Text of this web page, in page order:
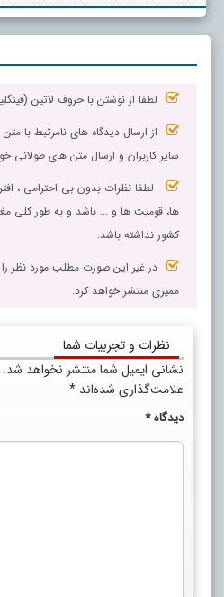
لطفا از نوشتن با حروف لاتین
از ارسال دیدگاه های نامرتبط با
سایر کاربران و ارسال متن های طولانی
لطفا نظرات بدون بی احترامی ،
ها، قومیت ها و ... باشد و به طور کلی
کشور نداشته باشد.
در غیر این صورت مطلب مورد نظر
ممیزی منتشر خواهد کرد.
نظرات و تجربیات شما
نشانی ایمیل شما منتشر نخواهد شد.
علامت‌گذاری شده‌اند *
دیدگاه*